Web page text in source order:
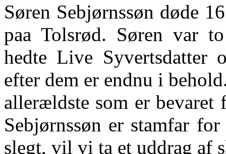
Søren Sebjørnssøn døde
paa Tolsrød. Søren var
hedte Live Syvertsdatter
efter dem er endnu i
allerældste som er bevaret
Sebjørnssøn er stamfar
slegt, vil vi ta et uddrag af